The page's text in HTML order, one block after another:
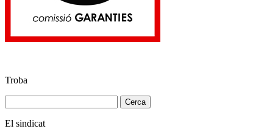
Troba
El sindicat